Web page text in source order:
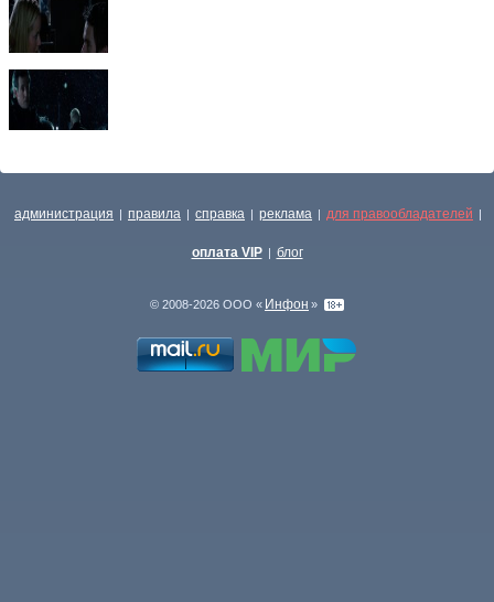
администрация | правила | справка | реклама | для правообладателей |
оплата VIP | блог
© 2008-2026 ООО « Инфон »